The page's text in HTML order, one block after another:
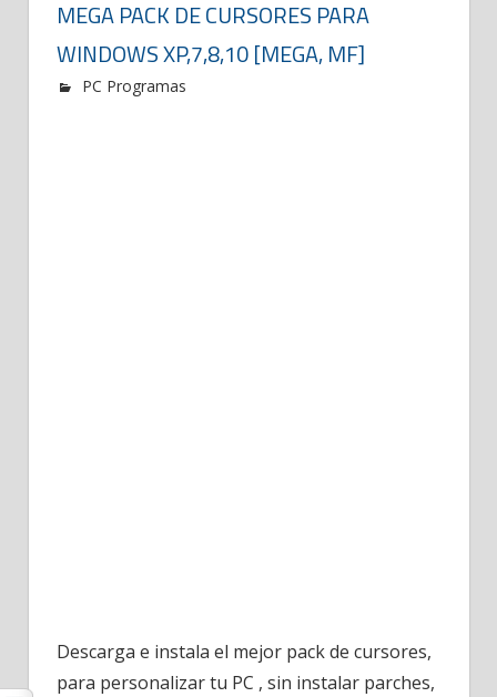
MEGA PACK DE CURSORES PARA
WINDOWS XP,7,8,10 [MEGA, MF]
PC Programas
Descarga e instala el mejor pack de cursores,
para personalizar tu PC , sin instalar parches,